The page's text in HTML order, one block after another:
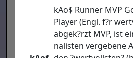
kAo$ Run­ner MVP
Play­er (Engl. f?r
abgek?rzt MVP, ist
na­lis­ten ver­ge­be­ne